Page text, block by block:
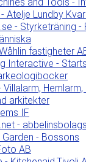
Atelje Lundby
- Styrketräning -
fastigheter
Interactive -
arkitekter
IF
-
- Bossons
AB